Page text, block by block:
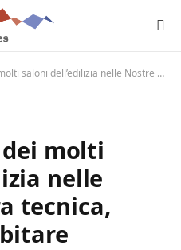
nelle Nostre Alpi, tra tecnica, montagna e abitare
molti
nelle
tecnica,